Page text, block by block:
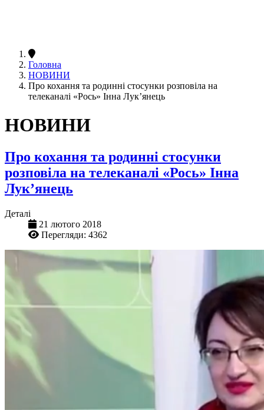
Головна
НОВИНИ
Про кохання та родинні стосунки розповіла на
телеканалі «Рось» Інна Лук’янець
НОВИНИ
Про кохання та родинні стосунки
розповіла на телеканалі «Рось» Інна
Лук’янець
Деталі
21 лютого 2018
Перегляди: 4362